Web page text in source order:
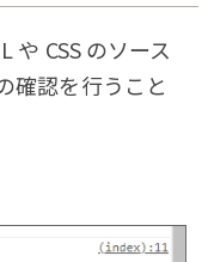
や CSS のソース
確認を行うこと